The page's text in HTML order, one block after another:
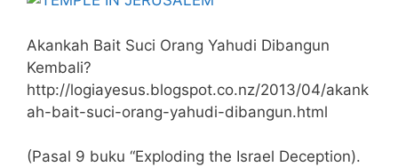
Akankah Bait Suci Orang Yahudi Dibangun
Kembali?
http://logiayesus.blogspot.co.nz/2013/04/akank
ah-bait-suci-orang-yahudi-dibangun.html
(Pasal 9 buku “Exploding the Israel Deception).